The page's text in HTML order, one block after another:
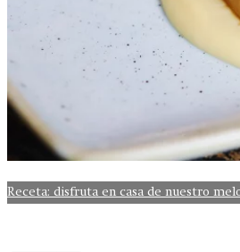
Receta: disfruta en casa de nuestro